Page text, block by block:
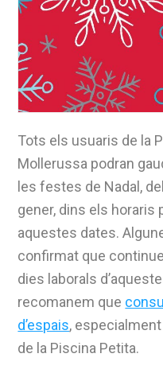
Tots els usuaris de la
Mollerussa podran
les festes de Nadal,
gener, dins els horaris
aquestes dates.
confirmat que
dies laborals
recomanem que
d’espais,
de la Piscina Petita.